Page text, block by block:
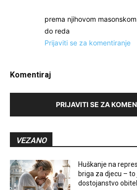
prema njihovom
do reda
Prijaviti se za komentiranje
Komentiraj
PRIJAVITI SE ZA
VEZANO
Huškanje na
briga za djecu –
dostojanstvo